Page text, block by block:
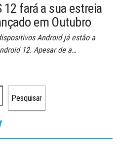
12 fará a sua estreia
em Outubro
Android já estão a
12. Apesar de a…
Pesquisar